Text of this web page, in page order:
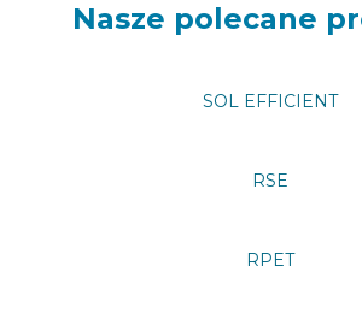
Nasze polecane
SOL EFFICIENT
RSE
RPET